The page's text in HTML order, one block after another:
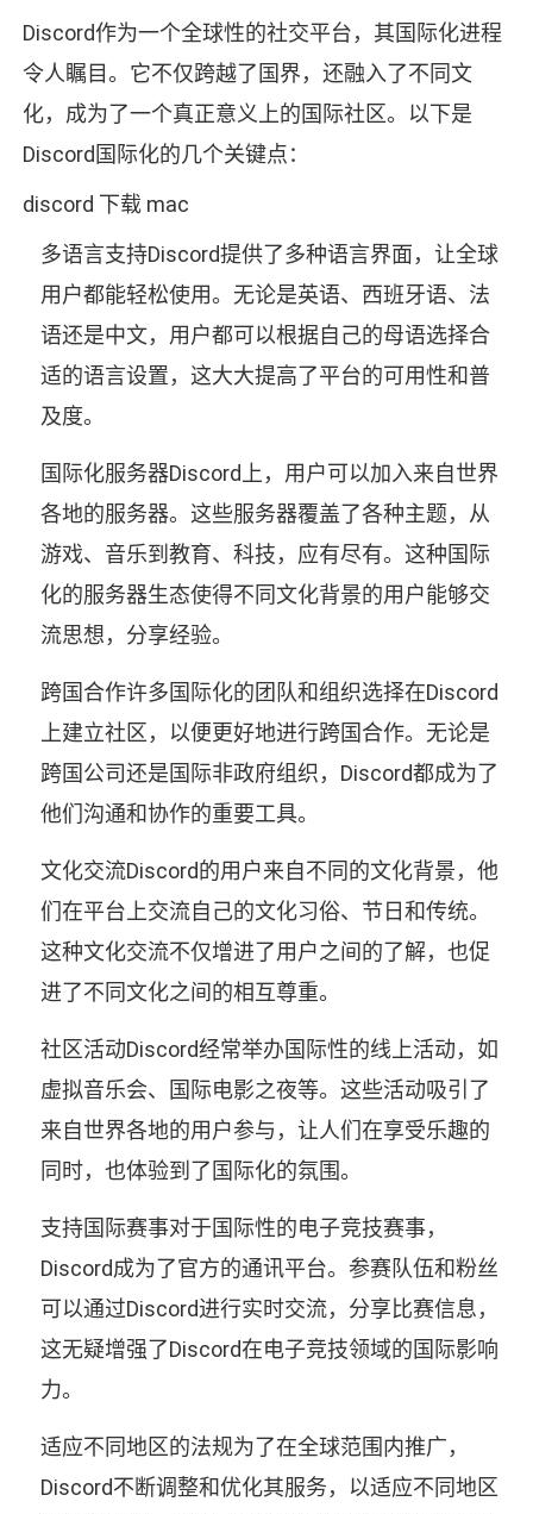
Discord作为一个全球性的社交平台，其国际化进程
令人瞩目。它不仅跨越了国界，还融入了不同文
化，成为了一个真正意义上的国际社区。以下是
Discord国际化的几个关键点：
discord 下载 mac
多语言支持Discord提供了多种语言界面，让全球
用户都能轻松使用。无论是英语、西班牙语、法
语还是中文，用户都可以根据自己的母语选择合
适的语言设置，这大大提高了平台的可用性和普
及度。
国际化服务器Discord上，用户可以加入来自世界
各地的服务器。这些服务器覆盖了各种主题，从
游戏、音乐到教育、科技，应有尽有。这种国际
化的服务器生态使得不同文化背景的用户能够交
流思想，分享经验。
跨国合作许多国际化的团队和组织选择在Discord
上建立社区，以便更好地进行跨国合作。无论是
跨国公司还是国际非政府组织，Discord都成为了
他们沟通和协作的重要工具。
文化交流Discord的用户来自不同的文化背景，他
们在平台上交流自己的文化习俗、节日和传统。
这种文化交流不仅增进了用户之间的了解，也促
进了不同文化之间的相互尊重。
社区活动Discord经常举办国际性的线上活动，如
虚拟音乐会、国际电影之夜等。这些活动吸引了
来自世界各地的用户参与，让人们在享受乐趣的
同时，也体验到了国际化的氛围。
支持国际赛事对于国际性的电子竞技赛事，
Discord成为了官方的通讯平台。参赛队伍和粉丝
可以通过Discord进行实时交流，分享比赛信息，
这无疑增强了Discord在电子竞技领域的国际影响
力。
适应不同地区的法规为了在全球范围内推广，
Discord不断调整和优化其服务，以适应不同地区